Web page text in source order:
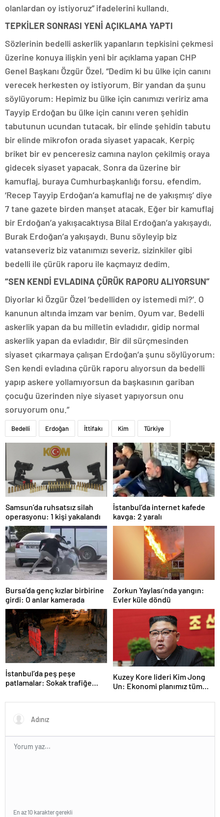
olanlardan oy istiyoruz” ifadelerini kullandı.
TEPKİLER SONRASI YENİ AÇIKLAMA YAPTI
Sözlerinin bedelli askerlik yapanların tepkisini çekmesi
üzerine konuya ilişkin yeni bir açıklama yapan CHP
Genel Başkanı Özgür Özel, “Dedim ki bu ülke için canını
verecek herkesten oy istiyorum. Bir yandan da şunu
söylüyorum: Hepimiz bu ülke için canımızı veririz ama
Tayyip Erdoğan bu ülke için canını veren şehidin
tabutunun ucundan tutacak, bir elinde şehidin tabutu
bir elinde mikrofon orada siyaset yapacak. Kerpiç
briket bir ev penceresiz camına naylon çekilmiş oraya
gidecek siyaset yapacak. Sonra da üzerine bir
kamuflaj, buraya Cumhurbaşkanlığı forsu, efendim,
‘Recep Tayyip Erdoğan’a kamuflaj ne de yakışmış’ diye
7 tane gazete birden manşet atacak. Eğer bir kamuflaj
bir Erdoğan’a yakışacaktıysa Bilal Erdoğan’a yakışaydı,
Burak Erdoğan’a yakışaydı. Bunu söyleyip biz
vatanseveriz biz vatanımızı severiz, sizinkiler gibi
bedelli ile çürük raporu ile kaçmayız dedim.
“SEN KENDİ EVLADINA ÇÜRÜK RAPORU ALIYORSUN”
Diyorlar ki Özgür Özel ‘bedelliden oy istemedi mi?’. O
kanunun altında imzam var benim. Oyum var. Bedelli
askerlik yapan da bu milletin evladıdır, gidip normal
askerlik yapan da evladıdır. Bir dil sürçmesinden
siyaset çıkarmaya çalışan Erdoğan’a şunu söylüyorum:
Sen kendi evladına çürük raporu alıyorsun da bedelli
yapıp askere yollamıyorsun da başkasının gariban
çocuğu üzerinden niye siyaset yapıyorsun onu
soruyorum onu.”
Bedelli Erdoğan İttifakı Kim Türkiye
Samsun’da ruhsatsız silah
operasyonu: 1 kişi yakalandı
İstanbul’da internet kafede
kavga: 2 yaralı
Bursa’da genç kızlar birbirine
girdi: O anlar kamerada
Zorkun Yaylası’nda yangın:
Evler küle döndü
İstanbul’da peş peşe
patlamalar: Sokak trafiğe
Kuzey Kore lideri Kim Jong
Un: Ekonomi planımız tüm
En az 10 karakter gerekli